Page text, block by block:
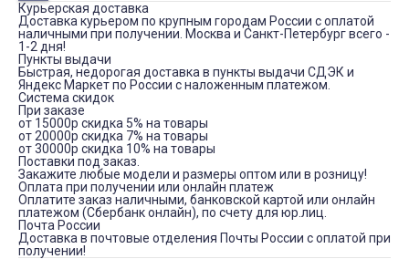
Курьерская доставка
Доставка курьером по крупным городам России с оплатой
наличными при получении. Москва и Санкт-Петербург всего -
1-2 дня!
Пункты выдачи
Быстрая, недорогая доставка в пункты выдачи СДЭК и
Яндекс Маркет по России с наложенным платежом.
Система скидок
При заказе
от 15000р скидка 5% на товары
от 20000р скидка 7% на товары
от 30000р скидка 10% на товары
Поставки под заказ.
Закажите любые модели и размеры оптом или в розницу!
Оплата при получении или онлайн платеж
Оплатите заказ наличными, банковской картой или онлайн
платежом (Сбербанк онлайн), по счету для юр.лиц.
Почта России
Доставка в почтовые отделения Почты России с оплатой при
получении!